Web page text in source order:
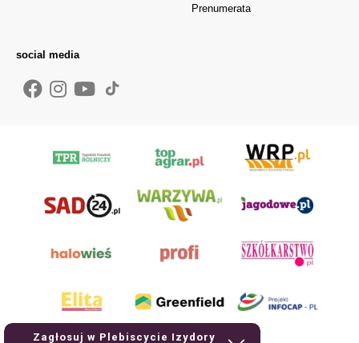
Zagłosuj w Plebiscycie Izydory
Prenumerata
social media